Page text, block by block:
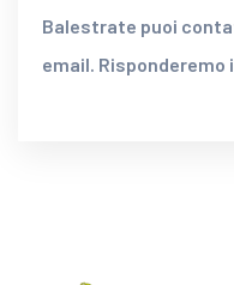
Balestrate puoi
email. Risponderemo